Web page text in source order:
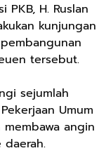
PKB, H. Ruslan
kunjungan
tersebut.
sejumlah
Umum
angin